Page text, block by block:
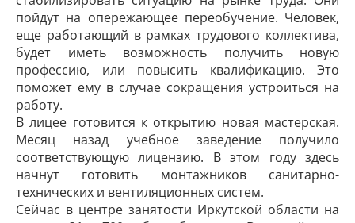
пойдут на опережающее переобучение. Человек,
еще работающий в рамках трудового коллектива,
будет иметь возможность получить новую
профессию, или повысить квалификацию. Это
поможет ему в случае сокращения устроиться на
работу.
В лицее готовится к открытию новая мастерская.
Месяц назад учебное заведение получило
соответствующую лицензию. В этом году здесь
начнут готовить монтажников санитарно-
технических и вентиляционных систем.
Сейчас в центре занятости Иркутской области на